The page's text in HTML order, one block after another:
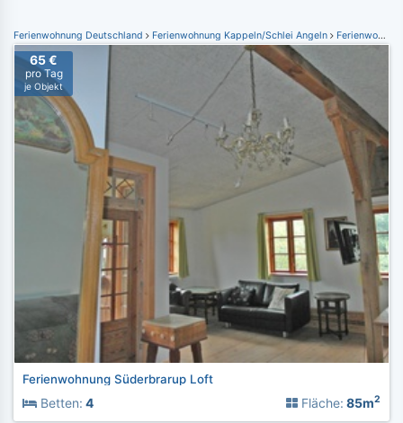
Ferienwohnung Deutschland Ferienwohnung Kappeln/Schlei Angeln Ferienwohnung Süderbrarup
65 €
pro Tag
je Objekt
Ferienwohnung Süderbrarup Loft
Betten: 4 Fläche: 85m2